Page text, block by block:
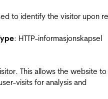
to identify the visitor upon
: HTTP-informasjonskapsel
This allows the website to
visits for analysis and